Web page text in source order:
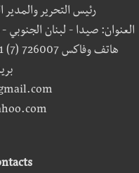
رئيس التحرير
العنوان: صيدا - لبنان الجنوبي -
هاتف وفاكس 726007 (7) 00961 - خليوي 226013 (3) 00961